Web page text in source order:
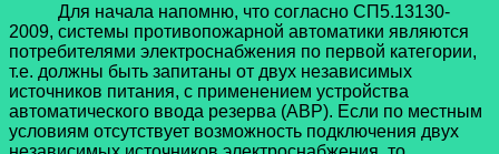
Для начала напомню, что согласно СП5.13130-
2009, системы противопожарной автоматики являются
потребителями электроснабжения по первой категории,
т.е. должны быть запитаны от двух независимых
источников питания, с применением устройства
автоматического ввода резерва (АВР). Если по местным
условиям отсутствует возможность подключения двух